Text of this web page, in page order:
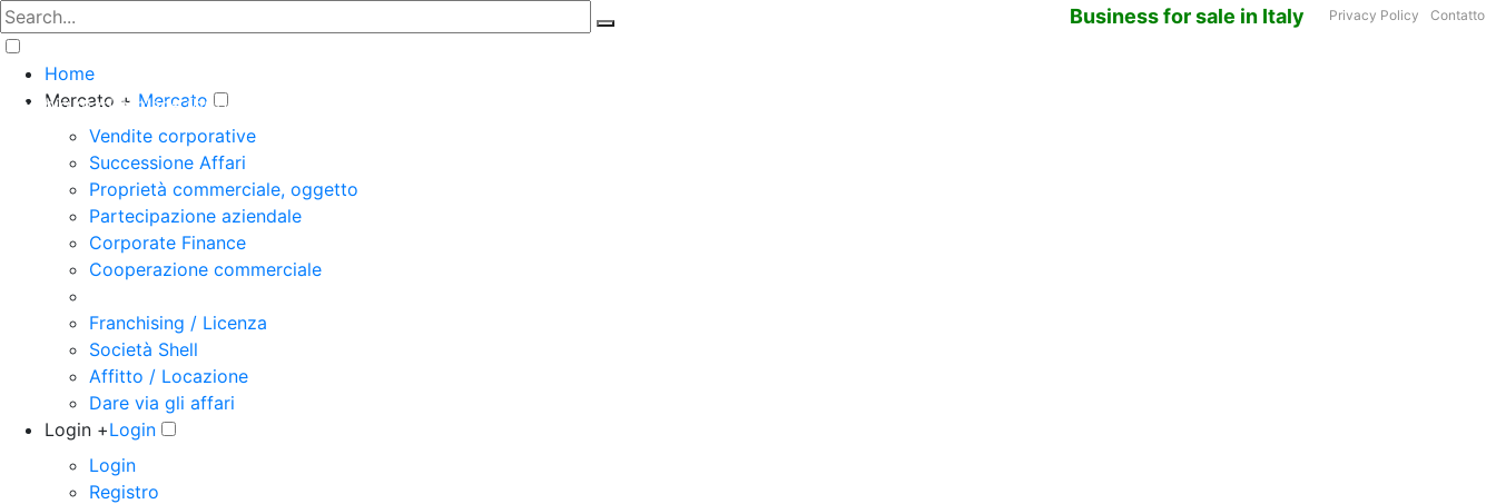
Business for sale in Italy
The big marketplace for business
Privacy Policy Contatto
Home
Mercato + Mercato
Vendite corporative
Successione Affari
Proprietà commerciale, oggetto
Partecipazione aziendale
Corporate Finance
Cooperazione commerciale
Franchising / Licenza
Società Shell
Affitto / Locazione
Dare via gli affari
Login +Login
Login
Registro